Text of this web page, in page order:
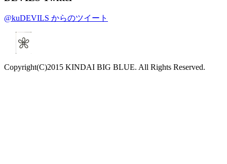
@kuDEVILS からのツイート
Copyright(C)2015 KINDAI BIG BLUE. All Rights Reserved.